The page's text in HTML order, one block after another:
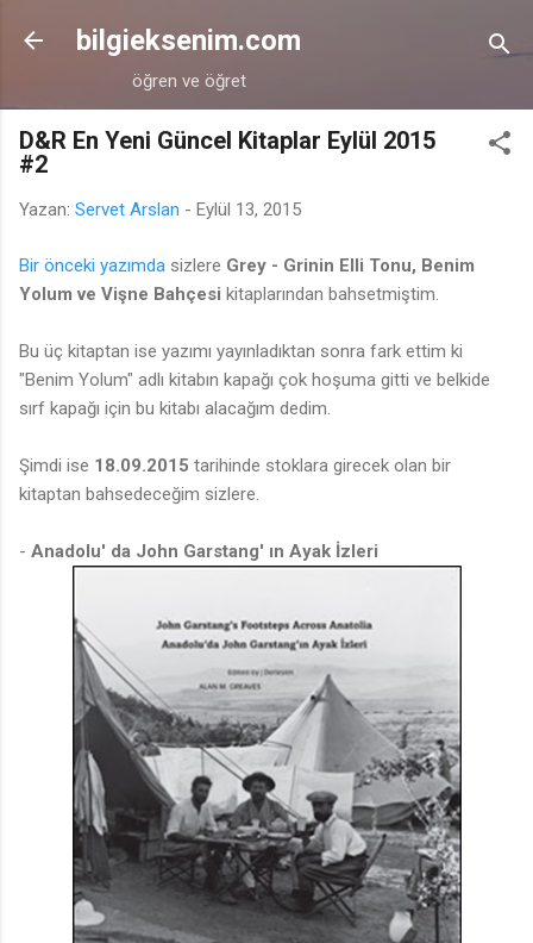
Ana içeriğe atla
bilgieksenim.com
öğren ve öğret
D&R En Yeni Güncel Kitaplar Eylül 2015
#2
Yazan: Servet Arslan - Eylül 13, 2015
Bir önceki yazımda sizlere Grey - Grinin Elli Tonu, Benim
Yolum ve Vişne Bahçesi kitaplarından bahsetmiştim.
Bu üç kitaptan ise yazımı yayınladıktan sonra fark ettim ki
"Benim Yolum" adlı kitabın kapağı çok hoşuma gitti ve belkide
sırf kapağı için bu kitabı alacağım dedim.
Şimdi ise 18.09.2015 tarihinde stoklara girecek olan bir
kitaptan bahsedeceğim sizlere.
- Anadolu' da John Garstang' ın Ayak İzleri